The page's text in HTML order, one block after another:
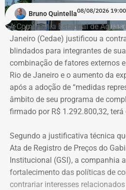
Bruno Quintella08/08/2026 19:00
A Companhia Estadual de Águas
Janeiro (Cedae) justificou a
blindados para integrantes de
combinação de fatores externos
Rio de Janeiro e o aumento da
após a adoção de “medidas
âmbito de seu programa de
firmado por R$ 1.292.800,32,
Segundo a justificativa técnica
Ata de Registro de Preços do
Institucional (GSI), a companhia
fortalecimento das políticas de
contrariar interesses